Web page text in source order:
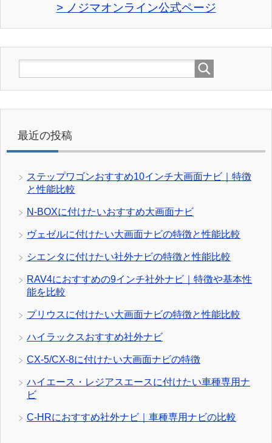
> ノジマオンライン公式ページ
最近の投稿
ステップワゴンおすすめ10インチ大画面ナビ｜特徴
と性能比較
N-BOXに付けたいおすすめ大画面ナビ
ヴェゼルに付けたい大画面ナビの特徴と性能比較
シエンタに付けたい社外ナビの特徴と性能比較
RAV4におすすめの9インチ社外ナビ｜特徴や基本性
能を比較
プリウスに付けたい大画面ナビの特徴と性能比較
ハイラックスおすすめ社外ナビ
CX-5/CX-8に付けたい大画面ナビの特徴
ハイエース・レジアスエースに付けたい車種専用ナ
ビ
C-HRにおすすめ社外ナビ｜車種専用ナビの比較